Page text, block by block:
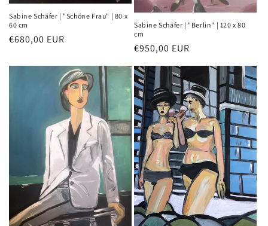
a
l
t
a
l
t
Sabine Schäfer | "Schöne Frau" | 80 x
60 cm
Normaler
€680,00 EUR
Sabine Schäfer | "Berlin" | 120 x 80
cm
Normaler
€950,00 EUR